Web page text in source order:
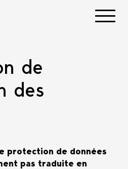
de
des
protection de données
pas traduite en